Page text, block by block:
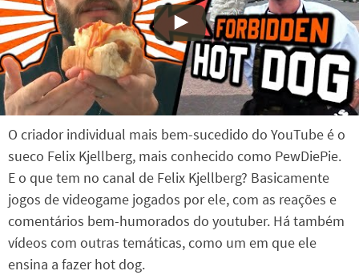
O criador individual mais bem-sucedido do YouTube é o
sueco Felix Kjellberg, mais conhecido como PewDiePie.
E o que tem no canal de Felix Kjellberg? Basicamente
jogos de videogame jogados por ele, com as reações e
comentários bem-humorados do youtuber. Há também
vídeos com outras temáticas, como um em que ele
ensina a fazer hot dog.